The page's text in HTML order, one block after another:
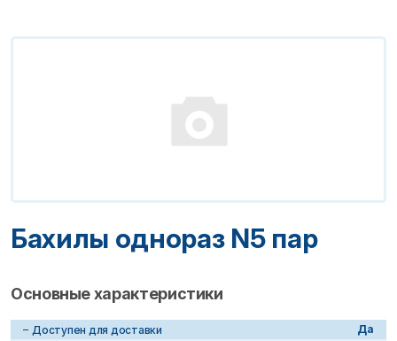
Бахилы однораз N5 пар
Основные характеристики
Доступен для доставки
Да